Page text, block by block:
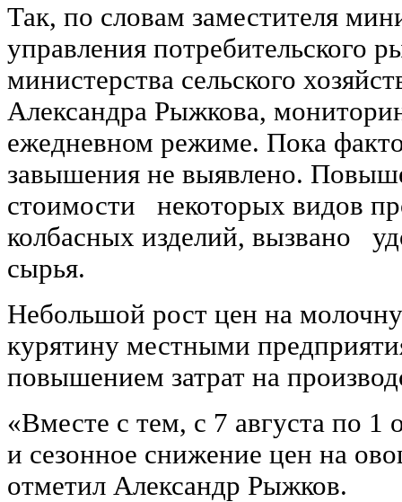
Так, по словам заместителя
управления потребительского
министерства сельского
Александра Рыжкова,
ежедневном режиме. Пока
завышения не выявлено.
стоимости некоторых видов
колбасных изделий, вызвано
сырья.
Небольшой рост цен на
курятину местными
повышением затрат на
«Вместе с тем, с 7 августа по 1
и сезонное снижение цен на
отметил Александр Рыжков.